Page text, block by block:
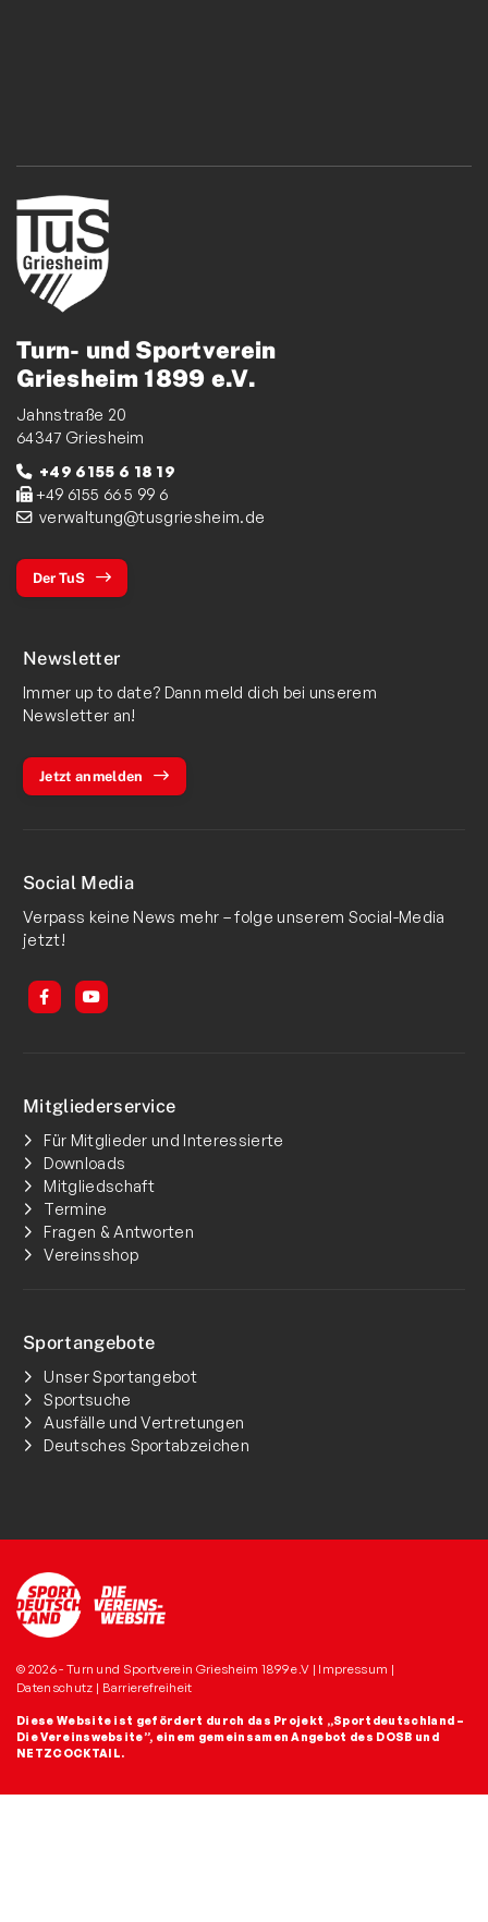
Turn- und Sportverein
Griesheim 1899 e.V.
Jahnstraße 20
64347 Griesheim
+49 6155 6 18 19
+49 6155 66 5 99 6
verwaltung@tusgriesheim.de
Der TuS
Newsletter
Immer up to date? Dann meld dich bei unserem
Newsletter an!
Jetzt anmelden
Social Media
Verpass keine News mehr – folge unserem Social-Media
jetzt!
Mitgliederservice
Für Mitglieder und Interessierte
Downloads
Mitgliedschaft
Termine
Fragen & Antworten
Vereinsshop
Sportangebote
Unser Sportangebot
Sportsuche
Ausfälle und Vertretungen
Deutsches Sportabzeichen
© 2026 - Turn und Sportverein Griesheim 1899 e.V | Impressum |
Datenschutz | Barrierefreiheit
Diese Website ist gefördert durch das Projekt „Sportdeutschland –
Die Vereinswebsite”, einem gemeinsamen Angebot des DOSB und
NETZCOCKTAIL.